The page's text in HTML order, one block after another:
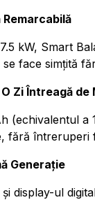
kW, Smart
face simțită
Zi Întreagă de
(echivalentul
fără
Generație
display-ul